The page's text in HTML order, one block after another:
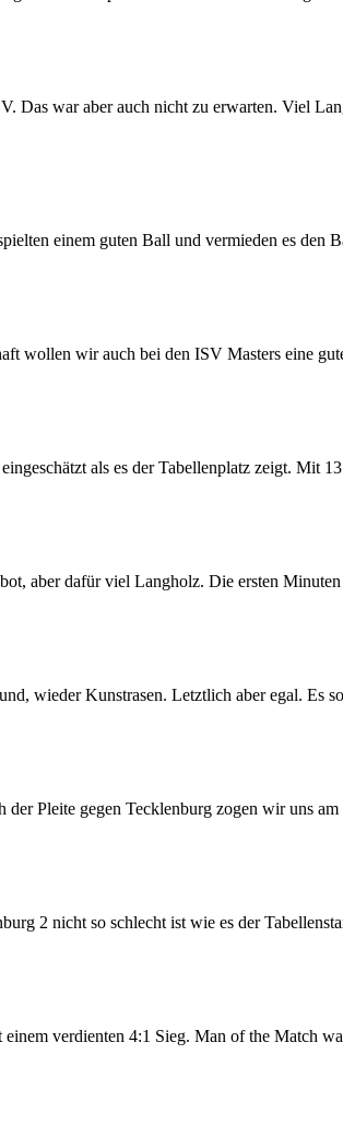
Das war aber auch nicht zu erwarten. Viel
einem guten Ball und vermieden es den
wollen wir auch bei den ISV Masters eine
als es der Tabellenplatz zeigt. Mit
aber dafür viel Langholz. Die ersten
wieder Kunstrasen. Letztlich aber egal. Es
Pleite gegen Tecklenburg zogen wir uns
2 nicht so schlecht ist wie es der
verdienten 4:1 Sieg. Man of the Match